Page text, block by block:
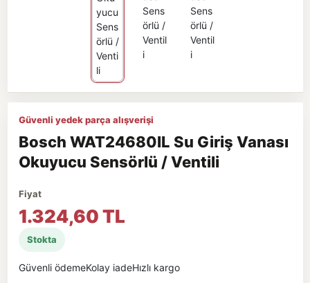
Güvenli yedek parça alışverişi
Bosch WAT24680IL Su Giriş Vanası
Okuyucu Sensörlü / Ventili
Fiyat
1.324,60 TL
Stokta
Güvenli ödemeKolay iadeHızlı kargo